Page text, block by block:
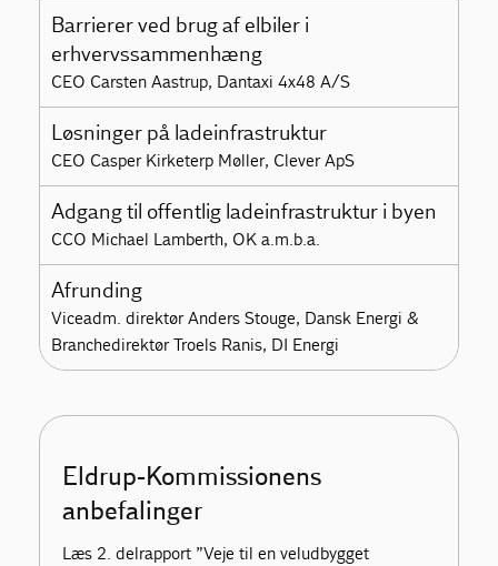
Barrierer ved brug af elbiler i
erhvervssammenhæng
CEO Carsten Aastrup, Dantaxi 4x48 A/S
Løsninger på ladeinfrastruktur
CEO Casper Kirketerp Møller, Clever ApS
Adgang til offentlig ladeinfrastruktur i byen
CCO Michael Lamberth, OK a.m.b.a.
Afrunding
Viceadm. direktør Anders Stouge, Dansk Energi &
Branchedirektør Troels Ranis, DI Energi
Eldrup-Kommissionens
anbefalinger
Læs 2. delrapport ”Veje til en veludbygget